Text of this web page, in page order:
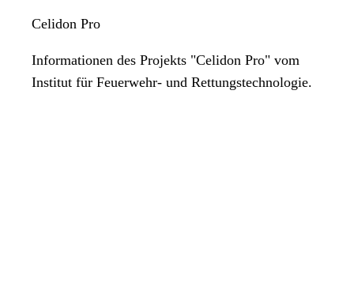
Celidon Pro
Informationen des Projekts "Celidon Pro" vom
Institut für Feuerwehr- und Rettungstechnologie.